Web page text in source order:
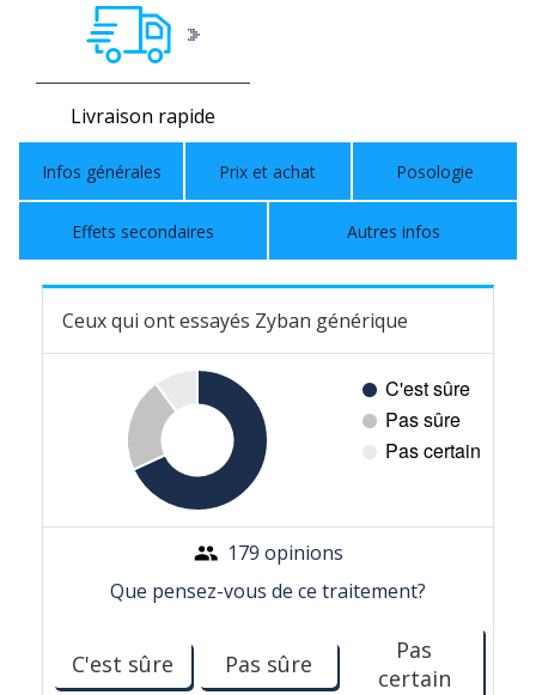
Livraison rapide
Infos générales Prix et achat Posologie
Effets secondaires Autres infos
Ceux qui ont essayés Zyban générique
179 opinions
Que pensez-vous de ce traitement?
C'est sûre Pas sûre
Pas
certain